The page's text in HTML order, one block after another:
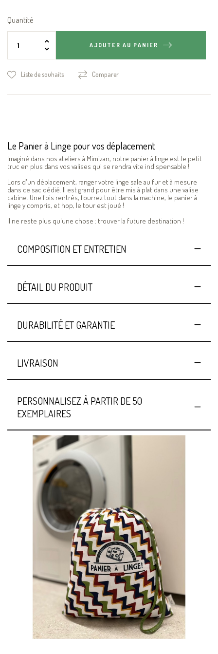
Quantité
AJOUTER AU PANIER
Liste de souhaits Comparer
Le Panier à Linge pour vos déplacement
Imaginé dans nos ateliers à Mimizan, notre panier à linge est le petit
truc en plus dans vos valises qui se rendra vite indispensable !
Lors d'un déplacement, ranger votre linge sale au fur et à mesure
dans ce sac dédié. Il est grand pour être mis à plat dans une valise
cabine. Une fois rentrés, fourrez tout dans la machine, le panier à
linge y compris, et hop, le tour est joué !
Il ne reste plus qu'une chose : trouver la future destination !
COMPOSITION ET ENTRETIEN
DÉTAIL DU PRODUIT
DURABILITÉ ET GARANTIE
LIVRAISON
PERSONNALISEZ À PARTIR DE 50
EXEMPLAIRES